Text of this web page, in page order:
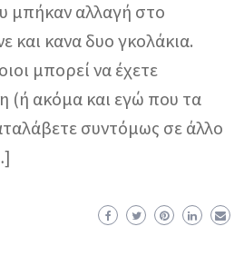
μπήκαν αλλαγή στο
και κανα δυο γκολάκια.
μπορεί να έχετε
(ή ακόμα και εγώ που τα
συντόμως σε άλλο